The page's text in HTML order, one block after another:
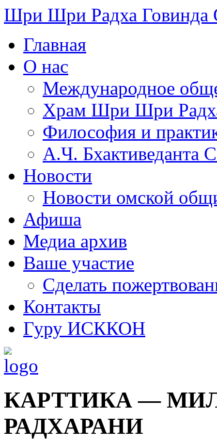
Шри Шри Радха Говинда
Главная
О нас
Международное
​Храм Шри Шри
Философия и
А.Ч. Бхактиведанта
Новости
Новости омской
Афиша
Медиа архив
Ваше участие
Сделать
Контакты
Гуру ИСККОН
КАРТТИКА —
РАДХАРАНИ